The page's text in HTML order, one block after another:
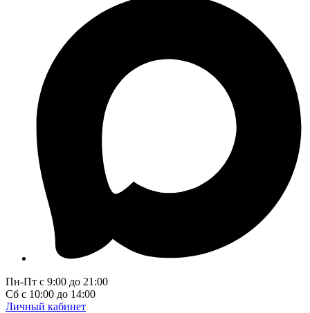
Пн-Пт с 9:00 до 21:00
Сб с 10:00 до 14:00
Личный кабинет